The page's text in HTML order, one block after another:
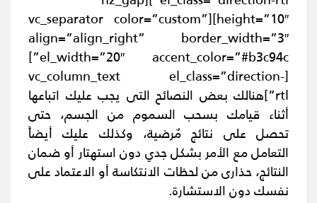
height=”10″][vc_separator color=”custom”
align=”align_right” border_width=”3″
el_width=”20″ accent_color=”#b3c94c”]
[vc_column_text el_class=”direction-
rtl”] هنالك بعض النصائح التى يجب عليك اتباعها
أثناء قيامك بسحب السموم من الجسم، حتى
تحصل على نتائج مٌرضية، وكذلك عليك أيضاً
التعامل مع الأمر بشكل جدي دون استهتار أو ضمان
النتائج، حذارى من لحظات الانتكاسة أو الاعتماد على
نفسك دون الاستشارة.